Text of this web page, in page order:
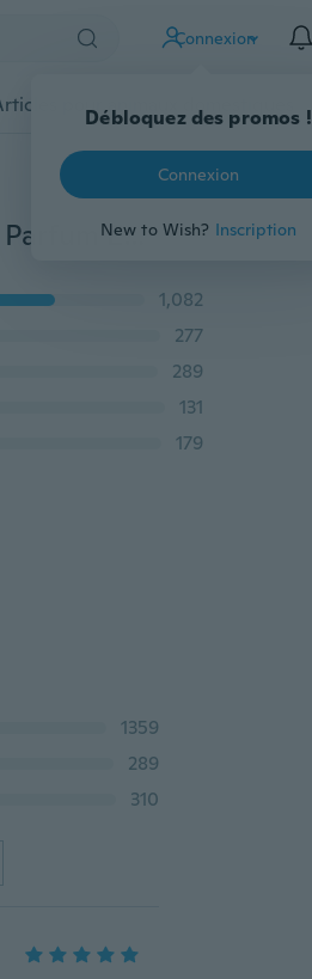
Connexion
Débloquez des promos !
Connexion
New to Wish? Inscription
pour animaux domestiques
Une boite de 50 Bâtons Brûle-Encens Aromathérapie Parfum Epices Air Frais Arôme Naturel Epices d'Intérieur Bois de Santal Air Pur
1,082
277
289
131
179
1359
289
310